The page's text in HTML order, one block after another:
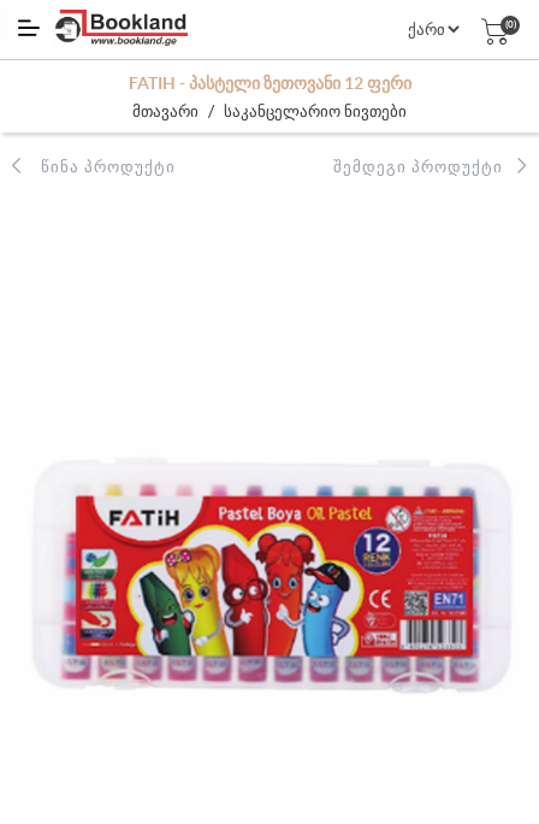
(0)
FATIH - ᲞᲐᲡᲢᲔᲚᲘ ᲖᲔᲗᲝᲕᲐᲜᲘ 12 ᲤᲔᲠᲘ
მთავარი / საკანცელარიო ნივთები
ᲬᲘᲜᲐ ᲞᲠᲝᲓᲣᲥᲢᲘ ᲨᲔᲛᲓᲔᲒᲘ ᲞᲠᲝᲓᲣᲥᲢᲘ